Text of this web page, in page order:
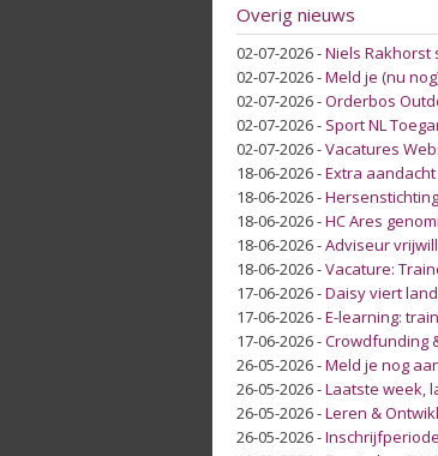
Overig nieuws
02-07-2026-Niels
02-07-2026-Meld je (nu
02-07-2026-Orderbos
02-07-2026- Sport NL
02-07-2026-Vacatures
18-06-2026-Extra
18-06-2026-
18-06-2026-HC Ares
18-06-2026-Adviseur
18-06-2026-Vacature:
17-06-2026-Daisy viert
17-06-2026-E-learning:
17-06-2026-Crowdfunding
26-05-2026-Meld je nog
26-05-2026-Laatste week,
26-05-2026-Leren &
26-05-2026-